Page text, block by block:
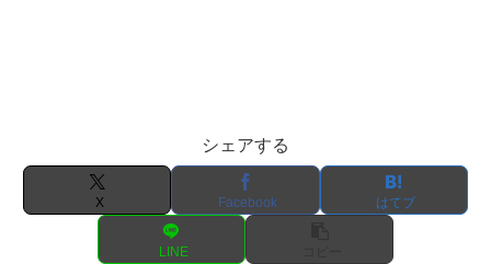
シェアする
X Facebook はてブ
LINE